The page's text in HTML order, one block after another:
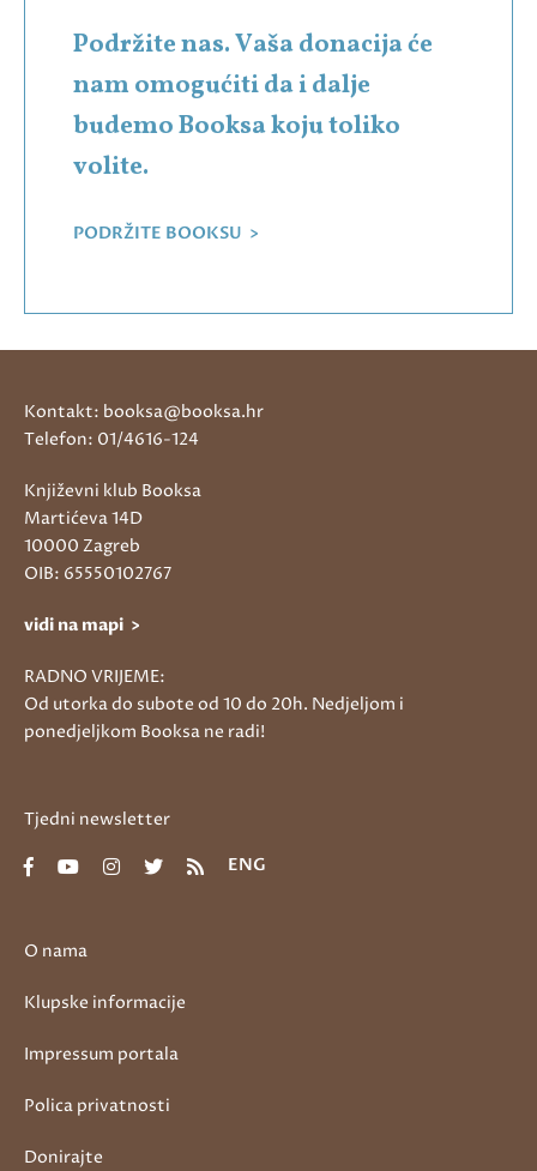
Podržite nas. Vaša donacija će
nam omogućiti da i dalje
budemo Booksa koju toliko
volite.
PODRŽITE BOOKSU >
O nama
Klupske informacije
Impressum portala
Polica privatnosti
Donirajte
Kontakt: booksa@booksa.hr
Telefon: 01/4616-124
Književni klub Booksa
Martićeva 14D
10000 Zagreb
OIB: 65550102767
vidi na mapi >
RADNO VRIJEME:
Od utorka do subote od 10 do 20h. Nedjeljom i
ponedjeljkom Booksa ne radi!
Tjedni newsletter
ENG